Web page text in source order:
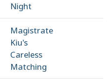
Night
Magistrate
Kiu's
Careless
Matching